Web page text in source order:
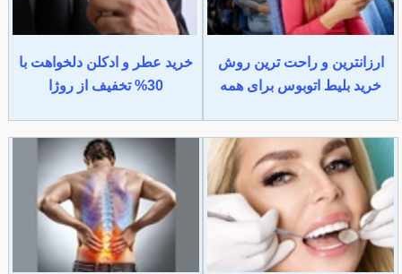
ارزانترین و راحت ترین روش
خرید بلیط اتوبوس برای همه
خرید عطر و ادکلن دلخواهت با
30% تخفیف از روژا